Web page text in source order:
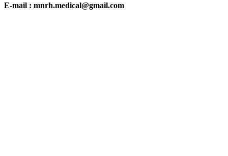
E-mail : mnrh.medical@gmail.com